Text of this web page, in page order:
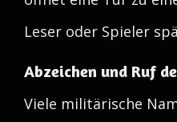
Leser oder Spieler
Abzeichen und Ruf
Viele militärische